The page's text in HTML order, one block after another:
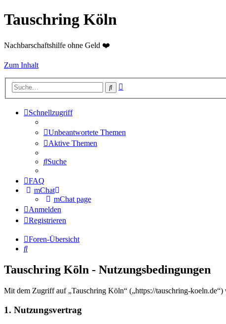
Tauschring Köln
Nachbarschaftshilfe ohne Geld ❤️
Zum Inhalt
Suche
Schnellzugriff
Unbeantwortete Themen
Aktive Themen
Suche
FAQ
mChat
mChat page
Anmelden
Registrieren
Foren-Übersicht
Suche
Tauschring Köln - Nutzungsbedingungen
Mit dem Zugriff auf „Tauschring Köln“ („https://tauschring-
1. Nutzungsvertrag